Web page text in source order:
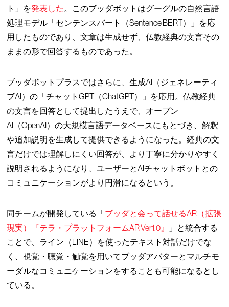
ト」を発表した 。このブッダボットはグーグルの自然言語
処理モデル「センテンスバート（Sentence BERT）」を応
用したものであり、文章は生成せず、仏教経典の文言その
ままの形で回答するものであった。
ブッダボットプラスではさらに、生成AI（ジェネレーティ
ブAI）の「チャットGPT（ChatGPT）」を応用。仏教経典
の文言を回答として提出したうえで、オープン
AI（OpenAI）の大規模言語データベースにもとづき、解釈
や追加説明を生成して提供できるようになった。経典の文
言だけでは理解しにくい回答が、より丁寧に分かりやすく
説明されるようになり、ユーザーとAIチャットボットとの
コミュニケーションがより円滑になるという。
同チームが開発している「ブッダと会って話せるAR（拡張
現実）『テラ・プラットフォームAR Ver1.0』
」と統合する
ことで、ライン（LINE）を使ったテキスト対話だけでな
く、視覚・聴覚・触覚を用いてブッダアバターとマルチモ
ーダルなコミュニケーションをすることも可能になるとし
ている。